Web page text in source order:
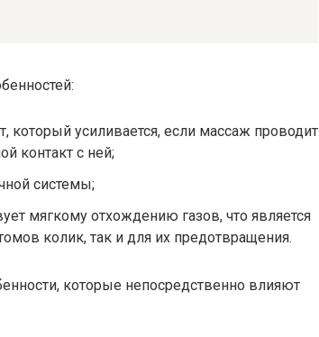
усиливается, если массаж проводит
контакт с ней;
системы;
мягкому отхождению газов, что является
колик, так и для их предотвращения.
которые непосредственно влияют